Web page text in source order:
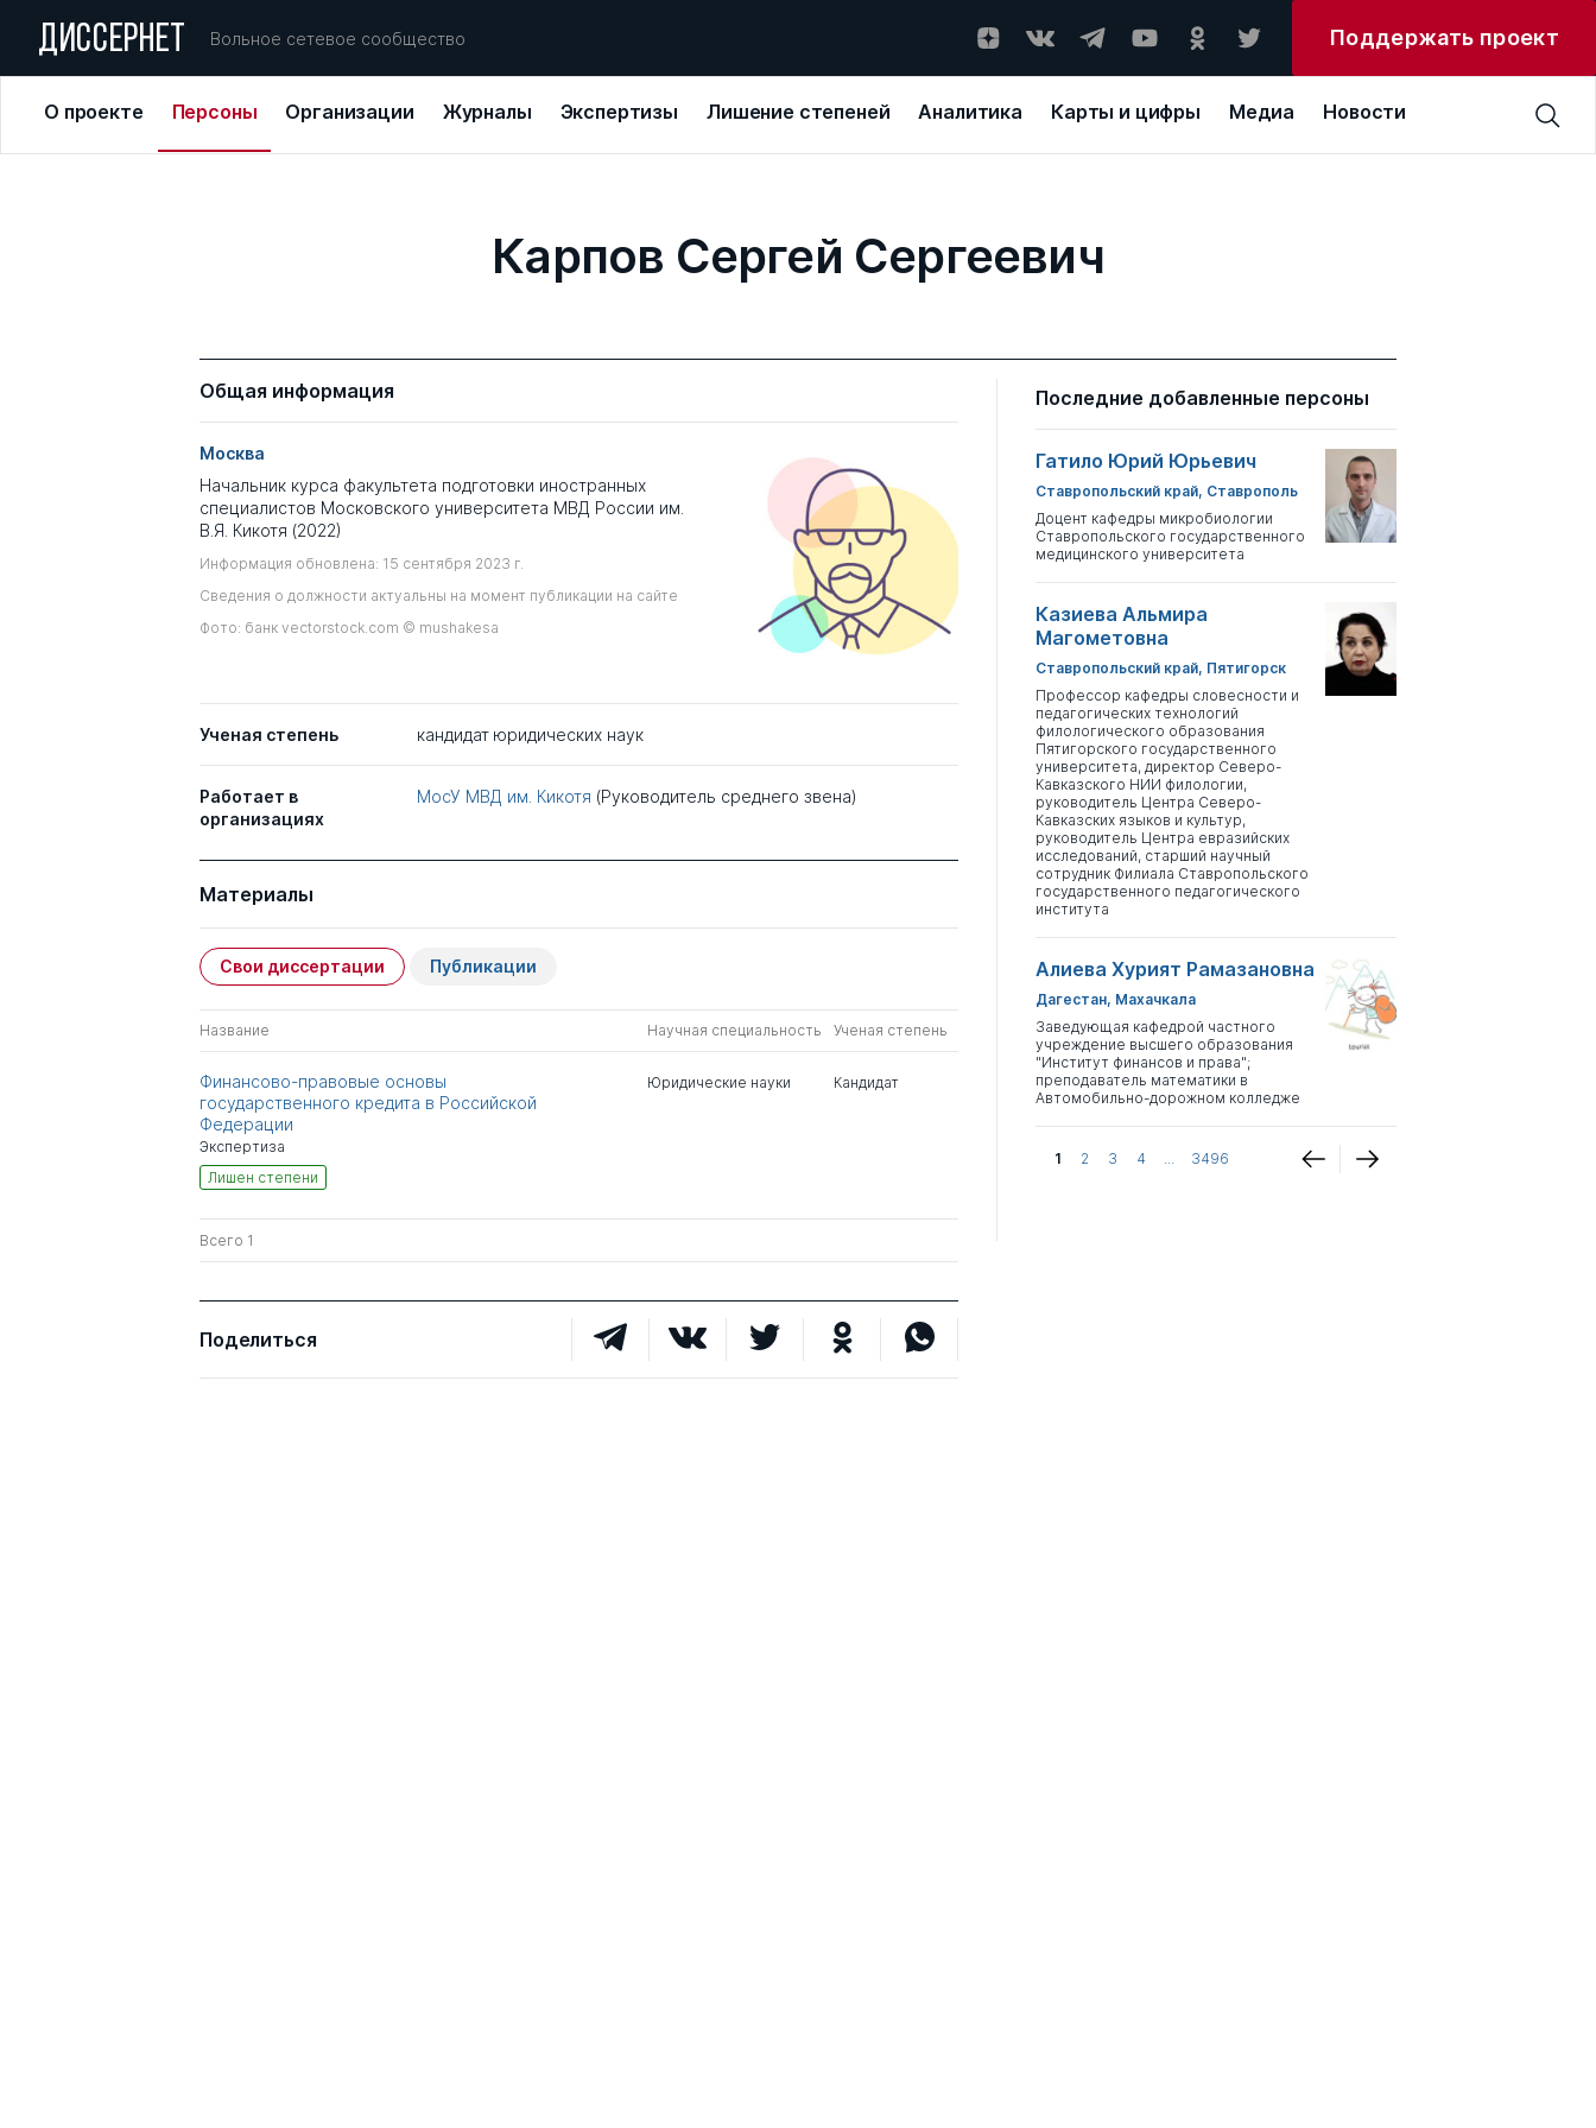
ДИССЕРНЕТ Вольное сетевое сообщество Поддержать проект
О проекте Персоны Организации Журналы Экспертизы Лишение степеней Аналитика Карты и цифры Медиа Новости
Карпов Сергей Сергеевич
Общая информация
Москва
Начальник курса факультета подготовки иностранных
специалистов Московского университета МВД России им.
В.Я. Кикотя (2022)
Информация обновлена: 15 сентября 2023 г.
Сведения о должности актуальны на момент публикации на сайте
Фото: банк vectorstock.com © mushakesa
Ученая степень кандидат юридических наук
Работает в
организациях
МосУ МВД им. Кикотя (Руководитель среднего звена)
Материалы
Свои диссертации Публикации
Название Научная специальность Ученая степень
Финансово-правовые основы
государственного кредита в Российской
Федерации
Экспертиза
Лишен степени
Юридические науки Кандидат
Всего 1
Поделиться
Последние добавленные персоны
Гатило Юрий Юрьевич
Ставропольский край, Ставрополь
Доцент кафедры микробиологии
Ставропольского государственного
медицинского университета
Казиева Альмира
Магометовна
Ставропольский край, Пятигорск
Профессор кафедры словесности и
педагогических технологий
филологического образования
Пятигорского государственного
университета, директор Северо-
Кавказского НИИ филологии,
руководитель Центра Северо-
Кавказских языков и культур,
руководитель Центра евразийских
исследований, старший научный
сотрудник Филиала Ставропольского
государственного педагогического
института
Алиева Хурият Рамазановна
Дагестан, Махачкала
Заведующая кафедрой частного
учреждение высшего образования
"Институт финансов и права";
преподаватель математики в
Автомобильно-дорожном колледже
1 2 3 4 ... 3496